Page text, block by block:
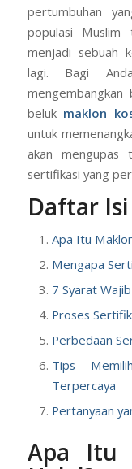
pertumbuhan
populasi
menjadi sebuah
lagi. Bagi
mengembangkan
beluk maklon
untuk
akan
sertifikasi yang
Daftar Isi
Apa Itu
Mengapa
7 Syarat
Proses
Perbedaan
Tips
Terpercaya
Pertanyaan
Apa Itu